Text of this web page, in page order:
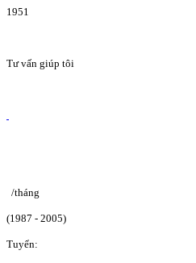
1951
Tư vấn giúp tôi
/tháng
(1987 - 2005)
Tuyển: